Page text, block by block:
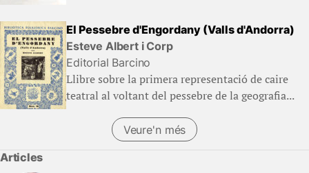
El Pessebre d'Engordany (Valls d'Andorra)
Esteve Albert i Corp
Editorial Barcino
Llibre sobre la primera representació de caire
teatral al voltant del pessebre de la geografia...
Veure'n més
Articles